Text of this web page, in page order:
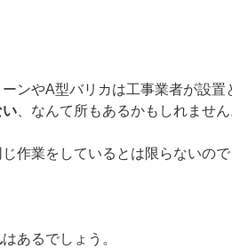
ンやA型バリカは工事業者が設置
い 、なんて所もあるかもしれません
作業をしているとは限らないので
はあるでしょう。